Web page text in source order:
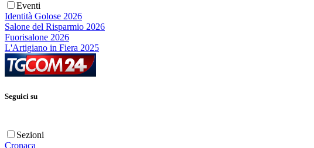
Eventi
Identità Golose 2026
Salone del Risparmio 2026
Fuorisalone 2026
L'Artigiano in Fiera 2025
Seguici su
Sezioni
Cronaca